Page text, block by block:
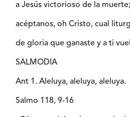
a Jesús victorioso de la muerte;
acéptanos, oh Cristo, cual
de gloria que ganaste y a ti
SALMODIA
Ant 1. Aleluya, aleluya, aleluya.
Salmo 118, 9-16